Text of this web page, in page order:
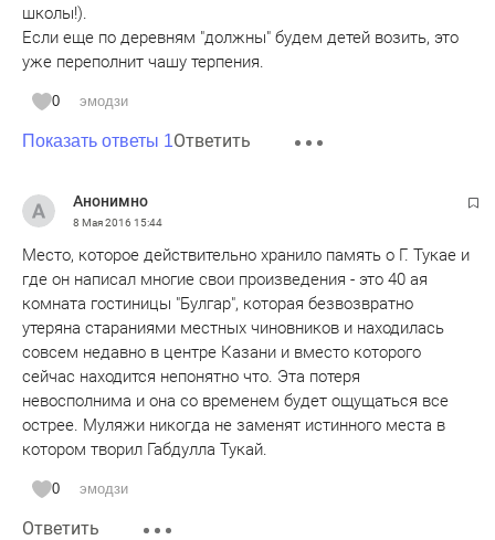
школы!).
Если еще по деревням "должны" будем детей возить, это
уже переполнит чашу терпения.
0 эмодзи
Показать ответы 1Ответить
Анонимно
8 Мая 2016 15:44
Место, которое действительно хранило память о Г. Тукае и
где он написал многие свои произведения - это 40 ая
комната гостиницы "Булгар", которая безвозвратно
утеряна стараниями местных чиновников и находилась
совсем недавно в центре Казани и вместо которого
сейчас находится непонятно что. Эта потеря
невосполнима и она со временем будет ощущаться все
острее. Муляжи никогда не заменят истинного места в
котором творил Габдулла Тукай.
0 эмодзи
Ответить